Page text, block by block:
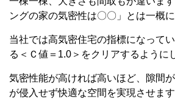
ングの家の気密性は〇〇」とは一概
当社では高気密住宅の指標になって
る＜Ｃ値＝1.0＞をクリアするように
気密性能が高ければ高いほど、隙間
が侵入せず快適な空間を実現させます